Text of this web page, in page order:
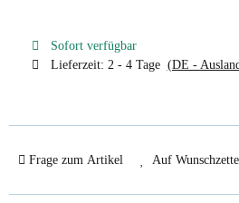
Sofort verfügbar
Lieferzeit: 2 - 4 Tage (DE -
Frage zum Artikel Auf